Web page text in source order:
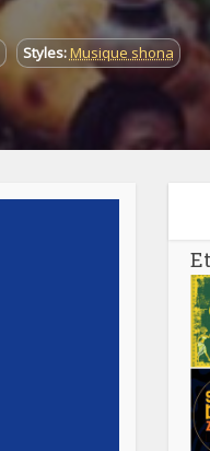
Styles:Musique shona